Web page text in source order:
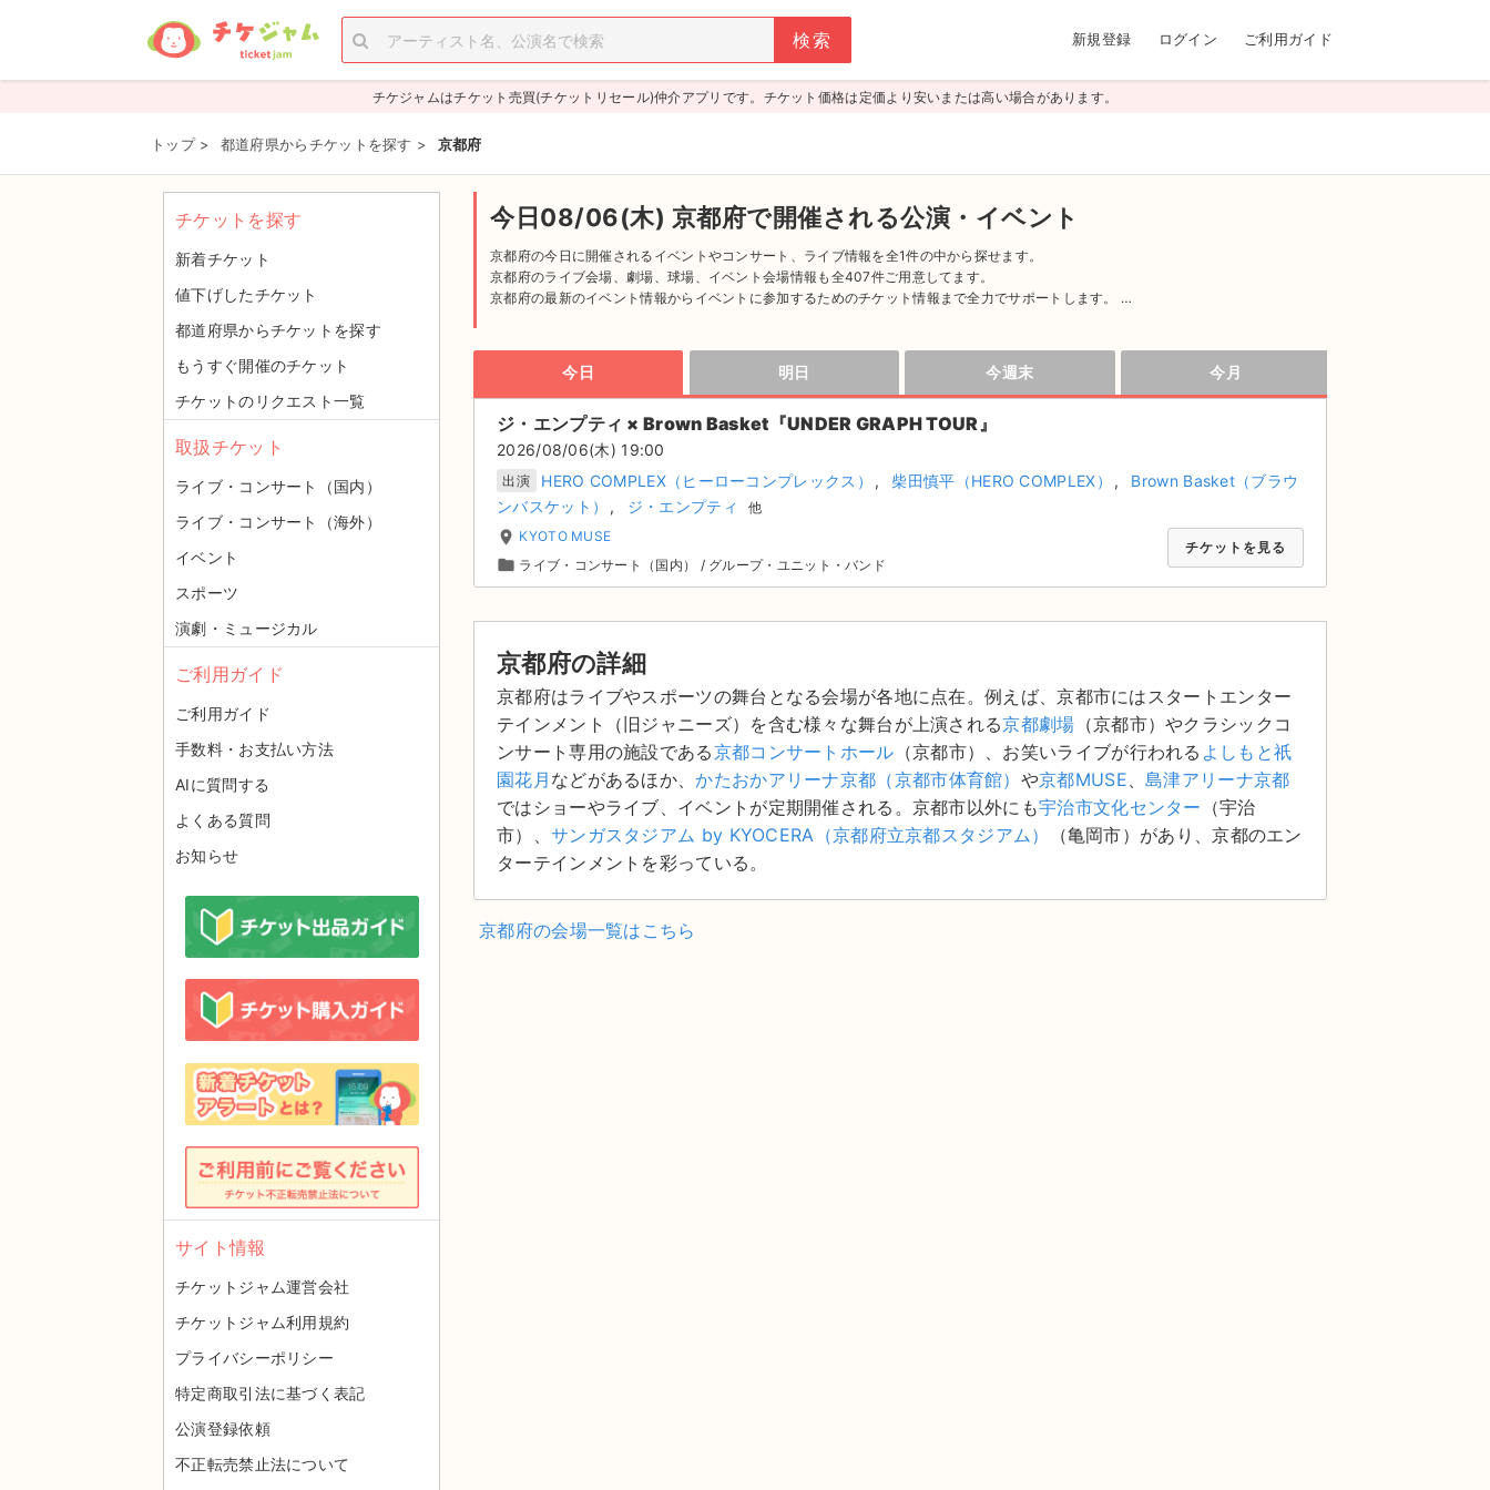
新規登録 ログイン ご利用ガイド
チケジャムはチケット売買(チケットリセール)仲介アプリです。チケット価格は定価より安いまたは高い場合があります。
トップ > 都道府県からチケットを探す > 京都府
今日08/06(木) 京都府で開催される公演・イベント
京都府の今日に開催されるイベントやコンサート、ライブ情報を全1件の中から探せます。
京都府のライブ会場、劇場、球場、イベント会場情報も全407件ご用意してます。
京都府の最新のイベント情報からイベントに参加するためのチケット情報まで全力でサポートします。
人気のチケットはチケジャム [ticketjam] にお任せ！
今日 明日 今週末 今月
ジ・エンプティ × Brown Basket『UNDER GRAPH TOUR』
2026/08/06(木) 19:00
出演 HERO COMPLEX（ヒーローコンプレックス） 柴田慎平（HERO COMPLEX）
Brown Basket（ブラウ
ンバスケット）
ジ・エンプティ 他
place KYOTO MUSE
folder ライブ・コンサート（国内） / グループ・ユニット・バンド
チケットを見る
京都府の詳細
京都府はライブやスポーツの舞台となる会場が各地に点在。例えば、京都市にはスタートエンター
テインメント（旧ジャニーズ）を含む様々な舞台が上演される京都劇場 （京都市）やクラシックコ
ンサート専用の施設である京都コンサートホール （京都市）、お笑いライブが行われる よしもと祇
園花月 などがあるほか、かたおかアリーナ京都（京都市体育館） や京都MUSE 、島津アリーナ京都
ではショーやライブ、イベントが定期開催される。京都市以外にも宇治市文化センター （宇治
市）、 サンガスタジアム by KYOCERA（京都府立京都スタジアム）
（亀岡市）があり、京都のエン
ターテインメントを彩っている。
京都府の会場一覧はこちら
チケットを探す
新着チケット
値下げしたチケット
都道府県からチケットを探す
もうすぐ開催のチケット
チケットのリクエスト一覧
取扱チケット
ライブ・コンサート（国内）
ライブ・コンサート（海外）
イベント
スポーツ
演劇・ミュージカル
ご利用ガイド
ご利用ガイド
手数料・お支払い方法
AIに質問する
よくある質問
お知らせ
サイト情報
チケットジャム運営会社
チケットジャム利用規約
プライバシーポリシー
特定商取引法に基づく表記
公演登録依頼
不正転売禁止法について